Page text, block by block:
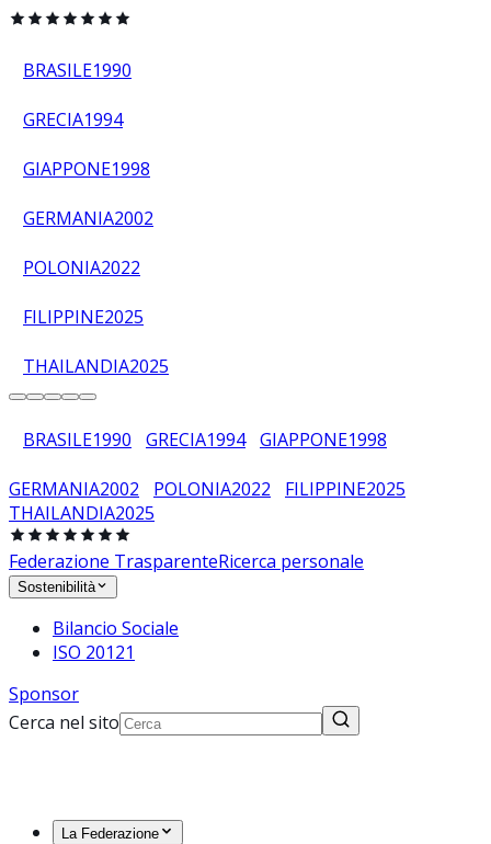
BRASILE1990
GRECIA1994
GIAPPONE1998
GERMANIA2002
POLONIA2022
FILIPPINE2025
THAILANDIA2025
BRASILE1990 GRECIA1994 GIAPPONE1998
GERMANIA2002 POLONIA2022 FILIPPINE2025
THAILANDIA2025
Federazione TrasparenteRicerca personale
Sostenibilità
Bilancio Sociale
ISO 20121
Sponsor
Cerca nel sito
La Federazione